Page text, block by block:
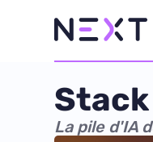
Stack
La pile d'IA